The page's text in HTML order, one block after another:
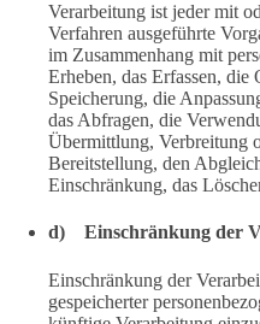
Verarbeitung ist jeder mit
Verfahren ausgeführte
im Zusammenhang mit
Erheben, das Erfassen, die
Speicherung, die
das Abfragen, die
Übermittlung, Verbreitung
Bereitstellung, den
Einschränkung, das
d) Einschränkung der
Einschränkung der
gespeicherter